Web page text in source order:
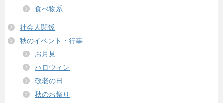
食べ物系
社会人関係
秋のイベント・行事
お月見
ハロウィン
敬老の日
秋のお祭り